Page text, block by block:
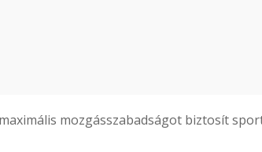
mozgásszabadságot biztosít